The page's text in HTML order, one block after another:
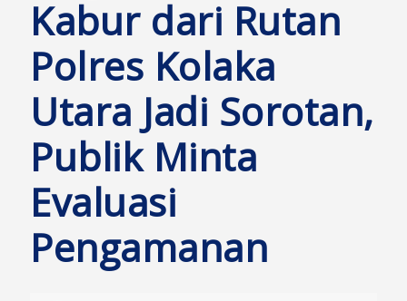
Kabur dari Rutan
Polres Kolaka
Utara Jadi Sorotan,
Publik Minta
Evaluasi
Pengamanan